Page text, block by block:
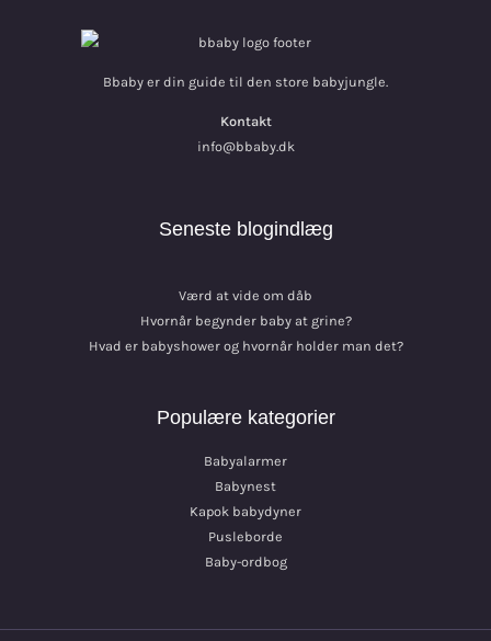
Bbaby er din guide til den store babyjungle.
Kontakt
info@bbaby.dk
Seneste blogindlæg
Værd at vide om dåb
Hvornår begynder baby at grine?
Hvad er babyshower og hvornår holder man det?
Populære kategorier
Babyalarmer
Babynest
Kapok babydyner
Pusleborde
Baby-ordbog